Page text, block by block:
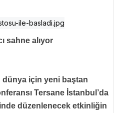
sahne alıyor
dünya için yeni baştan
Tersane İstanbul’da
düzenlenecek etkinliğin